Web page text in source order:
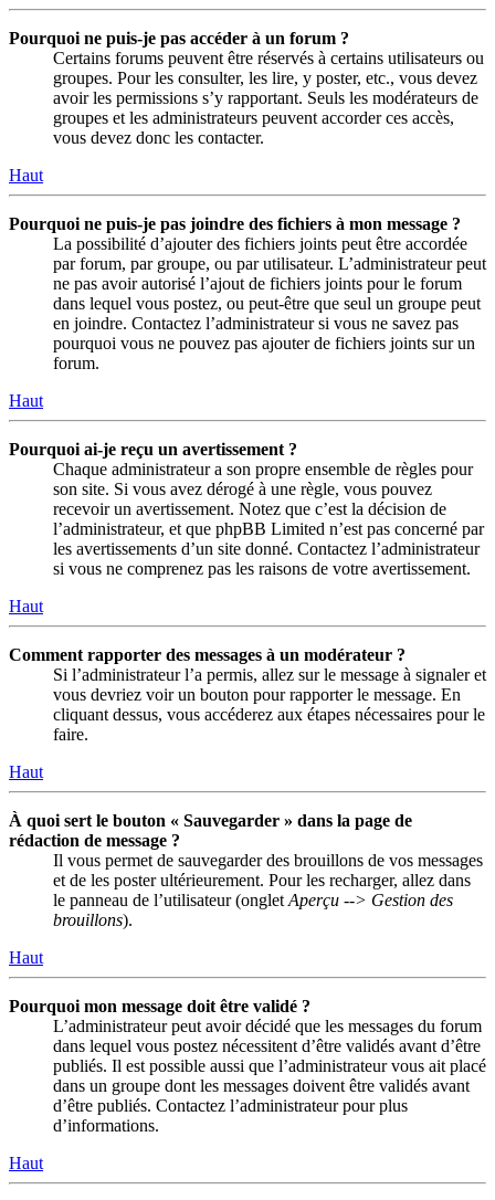
Pourquoi ne puis-je pas accéder à un forum ?
Certains forums peuvent être réservés à certains utilisateurs ou
groupes. Pour les consulter, les lire, y poster, etc., vous devez
avoir les permissions s’y rapportant. Seuls les modérateurs de
groupes et les administrateurs peuvent accorder ces accès,
vous devez donc les contacter.
Haut
Pourquoi ne puis-je pas joindre des fichiers à mon message ?
La possibilité d’ajouter des fichiers joints peut être accordée
par forum, par groupe, ou par utilisateur. L’administrateur peut
ne pas avoir autorisé l’ajout de fichiers joints pour le forum
dans lequel vous postez, ou peut-être que seul un groupe peut
en joindre. Contactez l’administrateur si vous ne savez pas
pourquoi vous ne pouvez pas ajouter de fichiers joints sur un
forum.
Haut
Pourquoi ai-je reçu un avertissement ?
Chaque administrateur a son propre ensemble de règles pour
son site. Si vous avez dérogé à une règle, vous pouvez
recevoir un avertissement. Notez que c’est la décision de
l’administrateur, et que phpBB Limited n’est pas concerné par
les avertissements d’un site donné. Contactez l’administrateur
si vous ne comprenez pas les raisons de votre avertissement.
Haut
Comment rapporter des messages à un modérateur ?
Si l’administrateur l’a permis, allez sur le message à signaler et
vous devriez voir un bouton pour rapporter le message. En
cliquant dessus, vous accéderez aux étapes nécessaires pour le
faire.
Haut
À quoi sert le bouton « Sauvegarder » dans la page de
rédaction de message ?
Il vous permet de sauvegarder des brouillons de vos messages
et de les poster ultérieurement. Pour les recharger, allez dans
le panneau de l’utilisateur (onglet Aperçu --> Gestion des
brouillons).
Haut
Pourquoi mon message doit être validé ?
L’administrateur peut avoir décidé que les messages du forum
dans lequel vous postez nécessitent d’être validés avant d’être
publiés. Il est possible aussi que l’administrateur vous ait placé
dans un groupe dont les messages doivent être validés avant
d’être publiés. Contactez l’administrateur pour plus
d’informations.
Haut